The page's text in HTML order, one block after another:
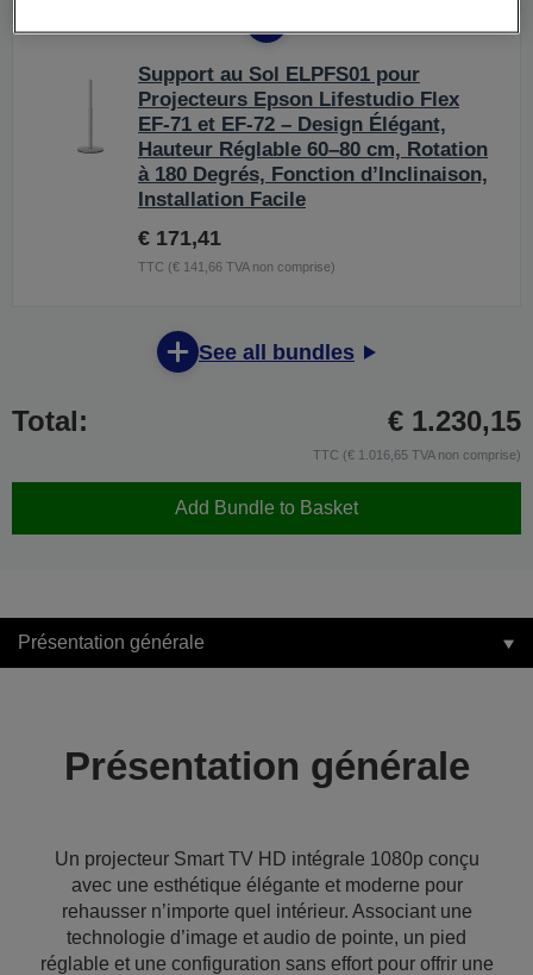
Support au Sol ELPFS01 pour
Projecteurs Epson Lifestudio Flex
EF-71 et EF-72 – Design Élégant,
Hauteur Réglable 60–80 cm, Rotation
à 180 Degrés, Fonction d’Inclinaison,
Installation Facile
€ 171,41
TTC (€ 141,66 TVA non comprise)
See all bundles
Total: € 1.230,15
TTC (€ 1.016,65 TVA non comprise)
Add Bundle to Basket
Présentation générale
Présentation générale
Un projecteur Smart TV HD intégrale 1080p conçu
avec une esthétique élégante et moderne pour
rehausser n’importe quel intérieur. Associant une
technologie d’image et audio de pointe, un pied
réglable et une configuration sans effort pour offrir une